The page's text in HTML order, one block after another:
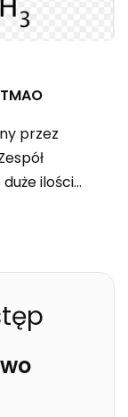
przez
ilości
białe
jaki ma
niektórych